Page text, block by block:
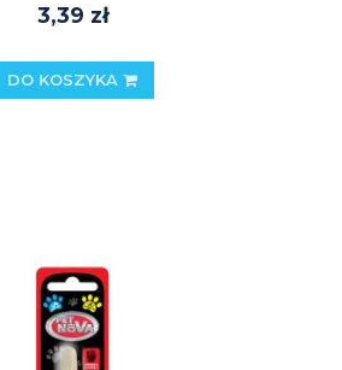
3,39 zł
DO KOSZYKA